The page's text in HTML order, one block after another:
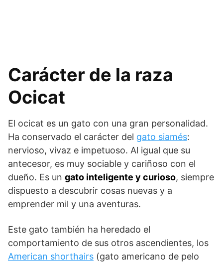
Carácter de la raza
Ocicat
El ocicat es un gato con una gran personalidad.
Ha conservado el carácter del gato siamés:
nervioso, vivaz e impetuoso. Al igual que su
antecesor, es muy sociable y cariñoso con el
dueño. Es un gato inteligente y curioso, siempre
dispuesto a descubrir cosas nuevas y a
emprender mil y una aventuras.
Este gato también ha heredado el
comportamiento de sus otros ascendientes, los
American shorthairs (gato americano de pelo